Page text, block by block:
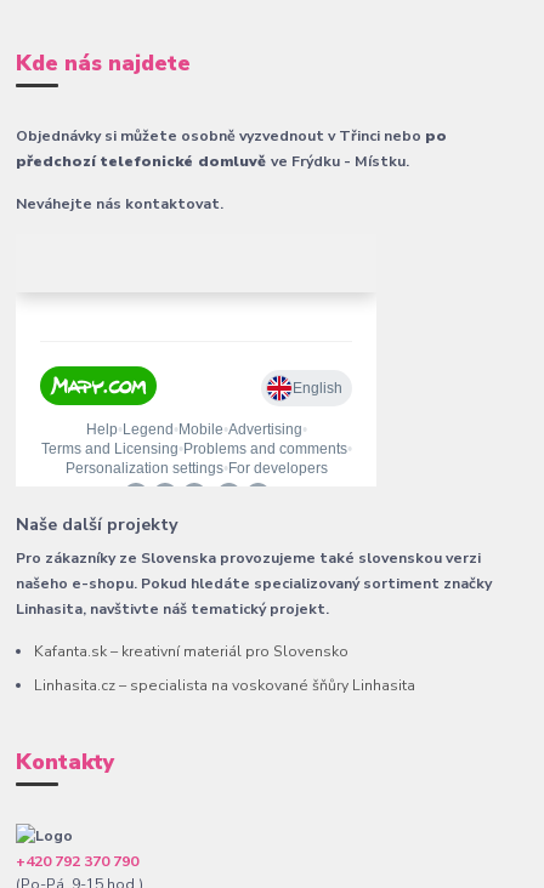
Kde nás najdete
Objednávky si můžete osobně vyzvednout v Třinci nebo po
předchozí telefonické domluvěve Frýdku - Místku.
Neváhejte nás kontaktovat.
Naše další projekty
Pro zákazníky ze Slovenska provozujeme také slovenskou verzi
našeho e-shopu. Pokud hledáte specializovaný sortiment značky
Linhasita, navštivte náš tematický projekt.
Kafanta.sk – kreativní materiál pro Slovensko
Linhasita.cz – specialista na voskované šňůry Linhasita
Kontakty
+420 792 370 790